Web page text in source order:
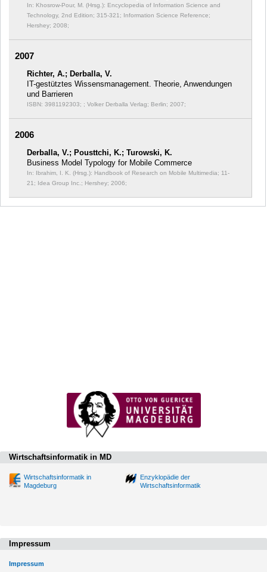
In: Khosrow-Pour, M. (Hrsg.): Encyclopedia of Information Science and
Technology, 2nd Edition; 315-321; Information Science Reference;
Hershey; 2008;
2007
Richter, A.; Derballa, V.
IT-gestütztes Wissensmanagement. Theorie, Anwendungen
und Barrieren
ISBN: 3981192303; ; Volker Derballa Verlag; Berlin; 2007;
2006
Derballa, V.; Pousttchi, K.; Turowski, K.
Business Model Typology for Mobile Commerce
In: Ibrahim, I. K. (Hrsg.): Handbook of Research on Mobile Multimedia; 11-
21; Idea Group Inc.; Hershey; 2006;
Wirtschaftsinformatik in MD
Wirtschaftsinformatik in
Magdeburg
Enzyklopädie der
Wirtschaftsinformatik
Impressum
Impressum